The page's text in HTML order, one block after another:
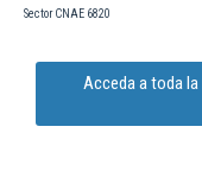
Sector CNAE 6820
Acceda a toda